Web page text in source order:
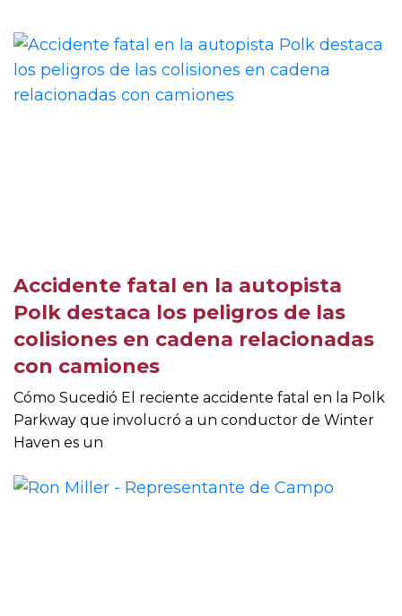
Accidente fatal en la autopista
Polk destaca los peligros de las
colisiones en cadena relacionadas
con camiones
Cómo Sucedió El reciente accidente fatal en la Polk
Parkway que involucró a un conductor de Winter
Haven es un